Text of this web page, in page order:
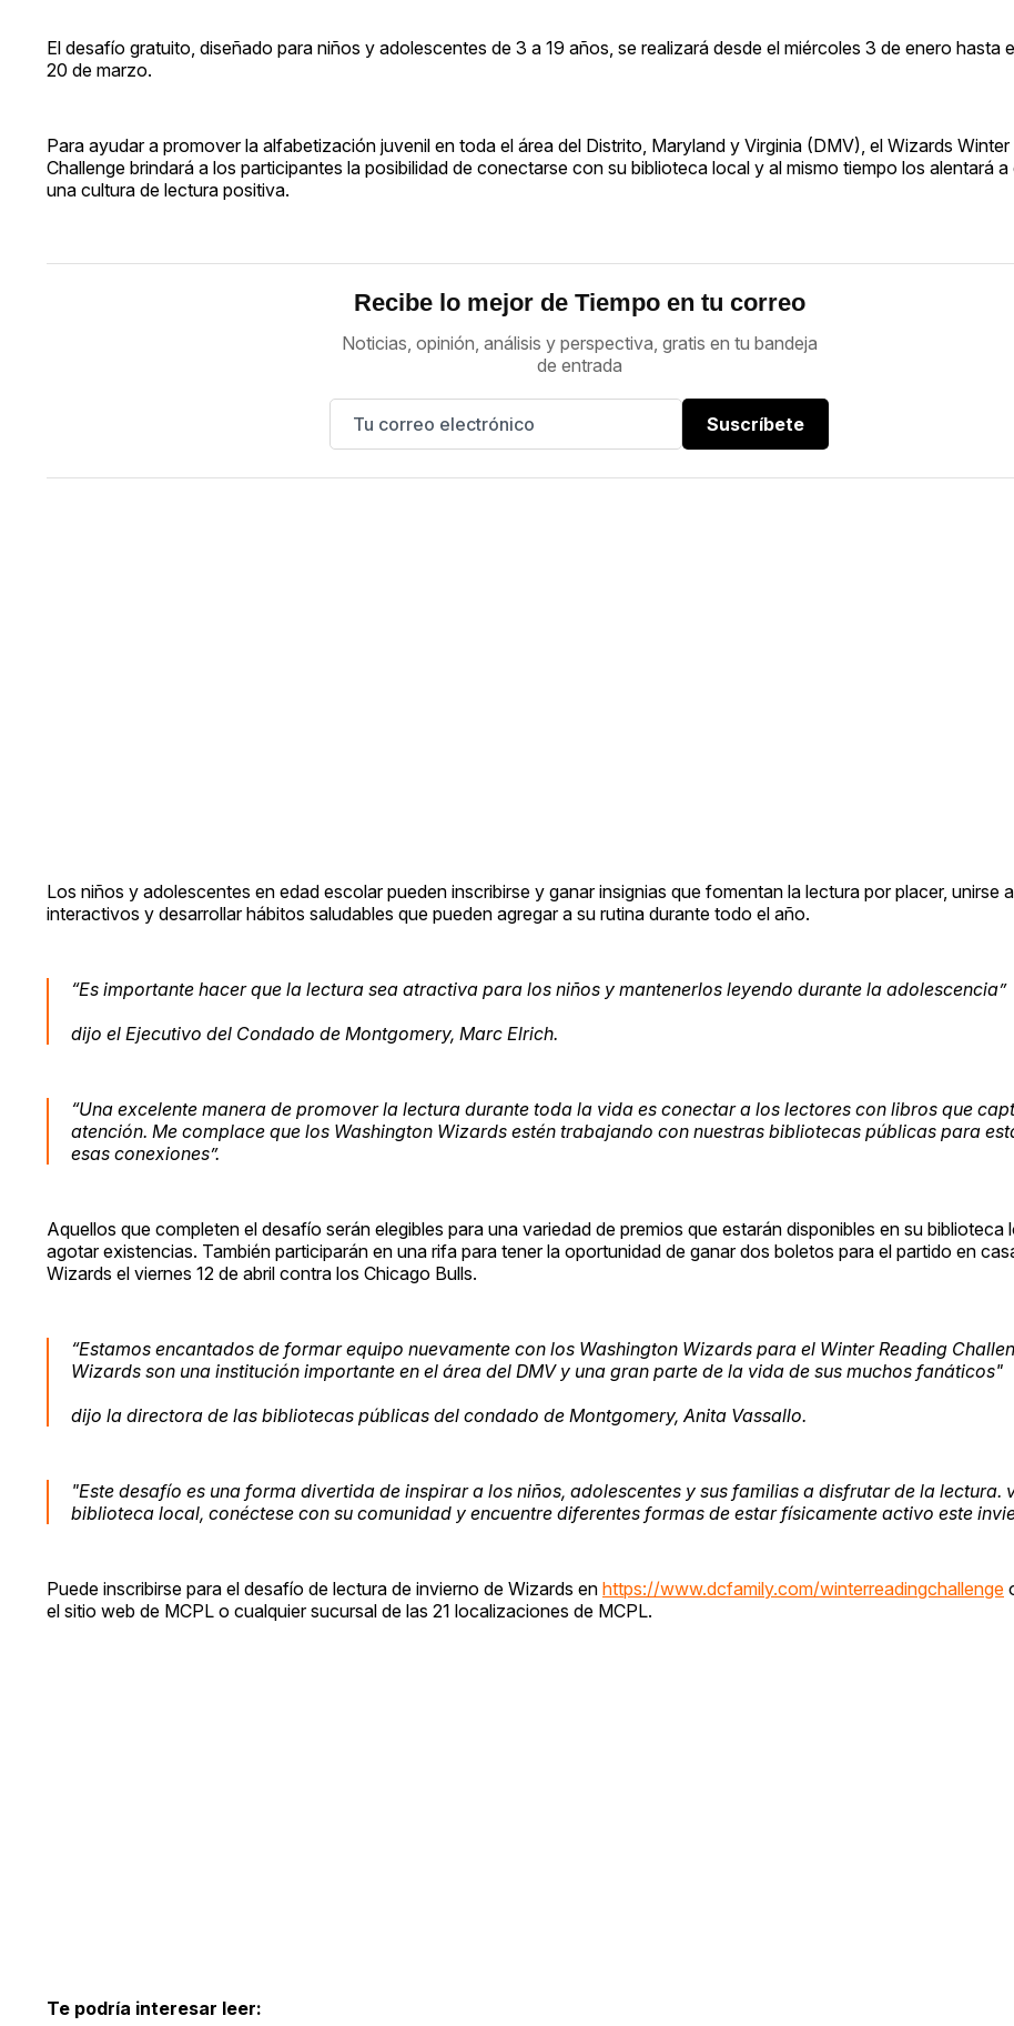
El desafío gratuito, diseñado para niños y adolescentes de 3 a 19 años, se realizará desde el miércoles 3 de enero hasta
20 de marzo.
Para ayudar a promover la alfabetización juvenil en toda el área del Distrito, Maryland y Virginia (DMV), el Wizards Winter
Challenge brindará a los participantes la posibilidad de conectarse con su biblioteca local y al mismo tiempo los alentará
una cultura de lectura positiva.
Recibe lo mejor de Tiempo en tu correo
Noticias, opinión, análisis y perspectiva, gratis en tu bandeja
de entrada
Suscríbete
Los niños y adolescentes en edad escolar pueden inscribirse y ganar insignias que fomentan la lectura por placer, unirse
interactivos y desarrollar hábitos saludables que pueden agregar a su rutina durante todo el año.
“Es importante hacer que la lectura sea atractiva para los niños y mantenerlos leyendo durante la adolescencia”
dijo el Ejecutivo del Condado de Montgomery, Marc Elrich.
“Una excelente manera de promover la lectura durante toda la vida es conectar a los lectores con libros que
atención. Me complace que los Washington Wizards estén trabajando con nuestras bibliotecas públicas para
esas conexiones”.
Aquellos que completen el desafío serán elegibles para una variedad de premios que estarán disponibles en su biblioteca
agotar existencias. También participarán en una rifa para tener la oportunidad de ganar dos boletos para el partido en
Wizards el viernes 12 de abril contra los Chicago Bulls.
“Estamos encantados de formar equipo nuevamente con los Washington Wizards para el Winter Reading
Wizards son una institución importante en el área del DMV y una gran parte de la vida de sus muchos fanáticos"
dijo la directora de las bibliotecas públicas del condado de Montgomery, Anita Vassallo.
"Este desafío es una forma divertida de inspirar a los niños, adolescentes y sus familias a disfrutar de la lectura.
biblioteca local, conéctese con su comunidad y encuentre diferentes formas de estar físicamente activo este
Puede inscribirse para el desafío de lectura de invierno de Wizards en https://www.dcfamily.com/winterreadingchallenge
el sitio web de MCPL o cualquier sucursal de las 21 localizaciones de MCPL.
Te podría interesar leer: